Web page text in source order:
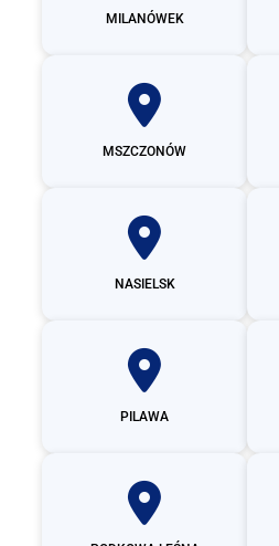
MILANÓWEK
MSZCZONÓW
NASIELSK
PILAWA